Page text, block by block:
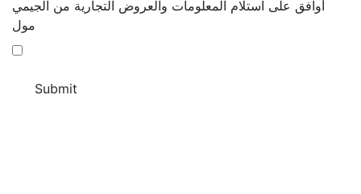
أوافق على استلام المعلومات والعروض التجارية من الجيمي
مول